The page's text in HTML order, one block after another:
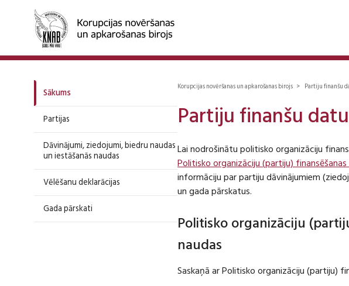
Sākums
Partijas
Dāvinājumi, ziedojumi, biedru naudas
un iestāšanās naudas
Vēlēšanu deklarācijas
Gada pārskati
Korupcijas novēršanas un apkarošanas birojs > Partiju finanšu
Partiju finanšu
Lai nodrošinātu politisko organizāciju
Politisko organizāciju (partiju) finansēšanas
informāciju par partiju dāvinājumiem
un gada pārskatus.
Politisko organizāciju
naudas
Saskaņā ar Politisko organizāciju (partiju)